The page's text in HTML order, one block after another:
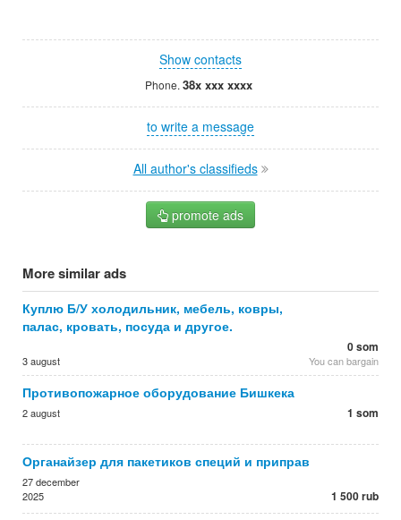
Show contacts
Phone. 38x xxx xxxx
to write a message
All author's classifieds
promote ads
More similar ads
Куплю Б/У холодильник, мебель, ковры,
палас, кровать, посуда и другое.
3 august
0 som
You can bargain
Противопожарное оборудование Бишкека
2 august 1 som
Органайзер для пакетиков специй и приправ
27 december
2025
1 500 rub